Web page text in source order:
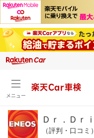
メニュー
楽天Car車検
Ｄｒ．Ｄｒ
（評判・口コミ）